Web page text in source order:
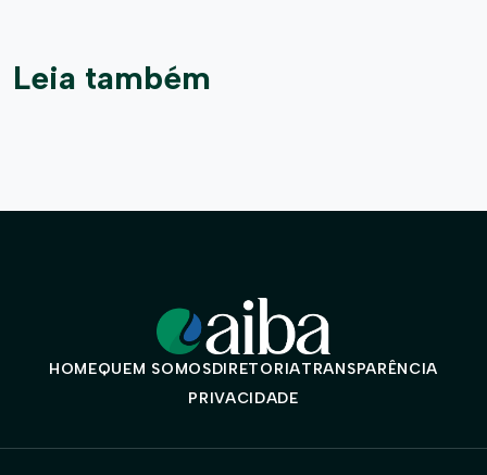
Leia também
HOMEQUEM SOMOSDIRETORIATRANSPARÊNCIA
PRIVACIDADE